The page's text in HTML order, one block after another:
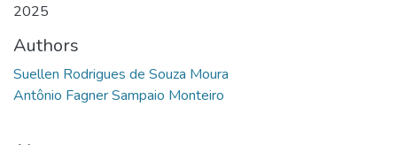
2025
Authors
Suellen Rodrigues de Souza Moura
Antônio Fagner Sampaio Monteiro